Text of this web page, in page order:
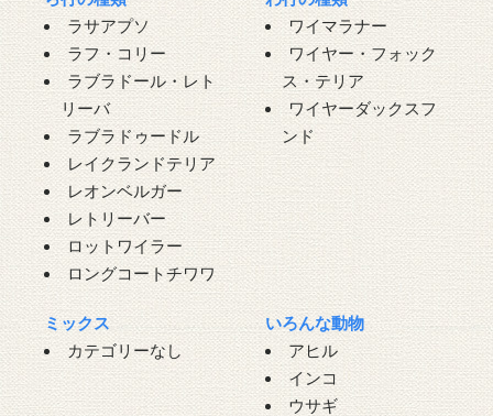
ラサアプソ
ラフ・コリー
ラブラドール・レト
リーバ
ラブラドゥードル
レイクランドテリア
レオンベルガー
レトリーバー
ロットワイラー
ロングコートチワワ
ワイマラナー
ワイヤー・フォック
ス・テリア
ワイヤーダックスフ
ンド
ミックス
カテゴリーなし
いろんな動物
アヒル
インコ
ウサギ